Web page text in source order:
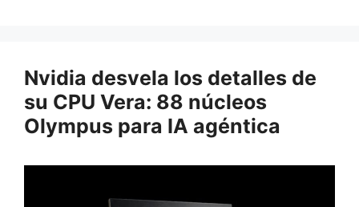
Nvidia desvela los detalles de
su CPU Vera: 88 núcleos
Olympus para IA agéntica